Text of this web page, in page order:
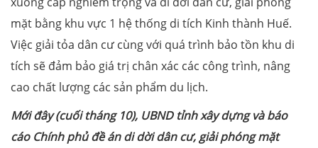
mặt bằng khu vực 1 hệ thống di tích Kinh thành Huế.
Việc giải tỏa dân cư cùng với quá trình bảo tồn khu di
tích sẽ đảm bảo giá trị chân xác các công trình, nâng
cao chất lượng các sản phẩm du lịch.
Mới đây (cuối tháng 10), UBND tỉnh xây dựng và báo
cáo Chính phủ đề án di dời dân cư, giải phóng mặt